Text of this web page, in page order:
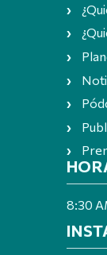
8:30